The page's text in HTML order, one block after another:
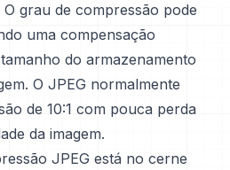
grau de compressão pode
uma compensação
do armazenamento
O JPEG normalmente
de 10:1 com pouca perda
da imagem.
JPEG está no cerne